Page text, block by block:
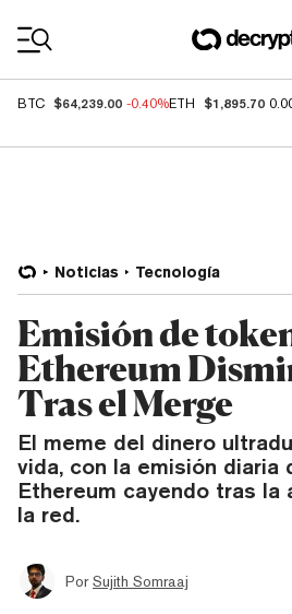
BTC $64,239.00 -0.40%ETH $1,895.70
Noticias Tecnología
Emisión de
Ethereum
Tras el Merge
El meme del dinero
vida, con la emisión diaria
Ethereum cayendo tras la
la red.
Por Sujith Somraaj